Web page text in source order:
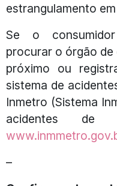
estrangulamento
Se o
procurar o órgão de
próximo ou
sistema de
Inmetro (Sistema
acidentes de
–